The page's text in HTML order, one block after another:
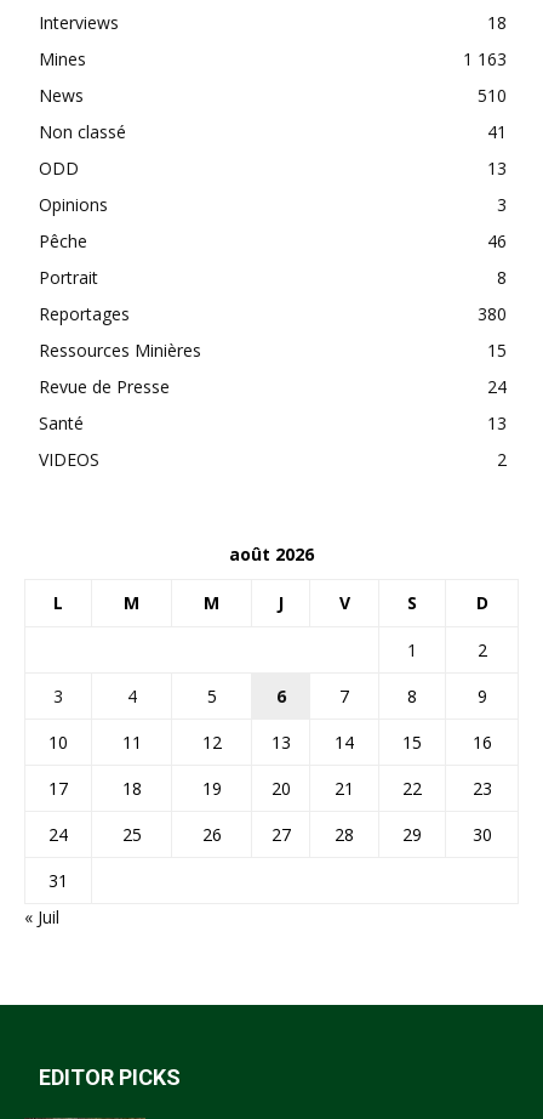
Interviews
18
Mines
1 163
News
510
Non classé
41
ODD
13
Opinions
3
Pêche
46
Portrait
8
Reportages
380
Ressources Minières
15
Revue de Presse
24
Santé
13
VIDEOS
2
août 2026
L M M J V S D
1
2
3
4 5 6 7 8
9
10
11 12 13 14 15
16
17
18 19 20 21 22
23
24
25 26 27 28 29
30
31
« Juil
EDITOR PICKS